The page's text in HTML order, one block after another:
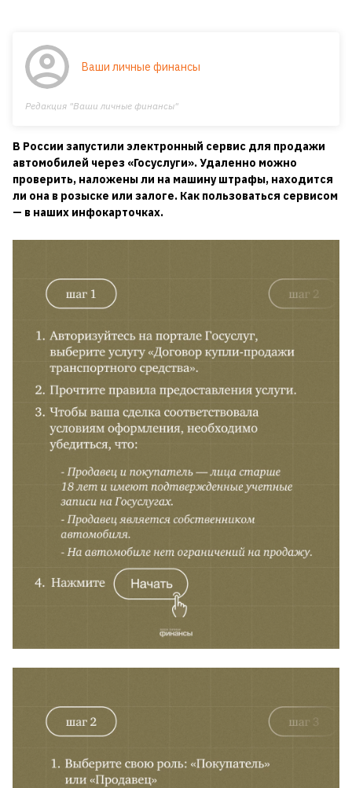
Ваши личные финансы
Редакция "Ваши личные финансы"
В России запустили электронный сервис для продажи
автомобилей через «Госуслуги». Удаленно можно
проверить, наложены ли на машину штрафы, находится
ли она в розыске или залоге. Как пользоваться сервисом
— в наших инфокарточках.